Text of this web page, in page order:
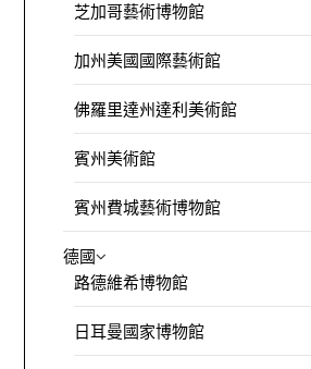
芝加哥藝術博物館
加州美國國際藝術館
佛羅里達州達利美術館
賓州美術館
賓州費城藝術博物館
德國
路德維希博物館
日耳曼國家博物館